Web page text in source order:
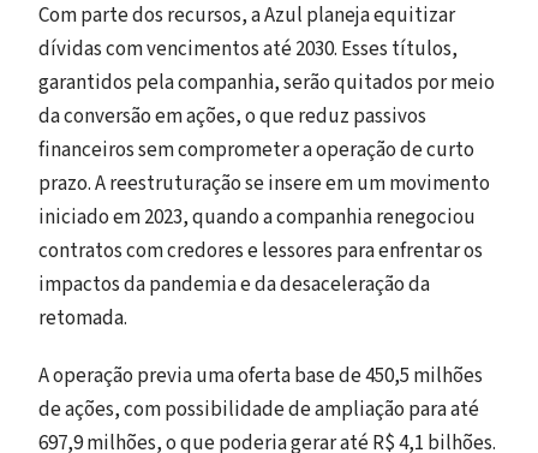
Com parte dos recursos, a Azul planeja equitizar
dívidas com vencimentos até 2030. Esses títulos,
garantidos pela companhia, serão quitados por meio
da conversão em ações, o que reduz passivos
financeiros sem comprometer a operação de curto
prazo. A reestruturação se insere em um movimento
iniciado em 2023, quando a companhia renegociou
contratos com credores e lessores para enfrentar os
impactos da pandemia e da desaceleração da
retomada.
A operação previa uma oferta base de 450,5 milhões
de ações, com possibilidade de ampliação para até
697,9 milhões, o que poderia gerar até R$ 4,1 bilhões.